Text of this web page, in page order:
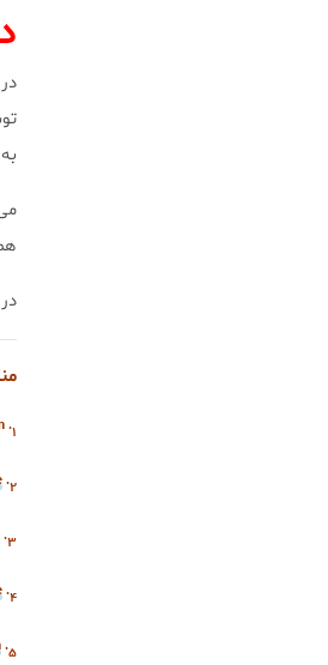
۱. Andreoli and Carpenter’s Cecil Essentials of Medicine, 9th Edition
۲.
۳.
۴.
۵.